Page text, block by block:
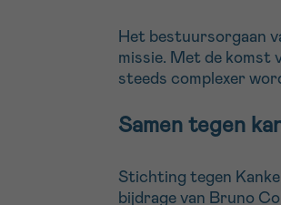
Het bestuursorgaan
missie. Met de
steeds complexer
Samen tegen
Stichting tegen
bijdrage van Bruno